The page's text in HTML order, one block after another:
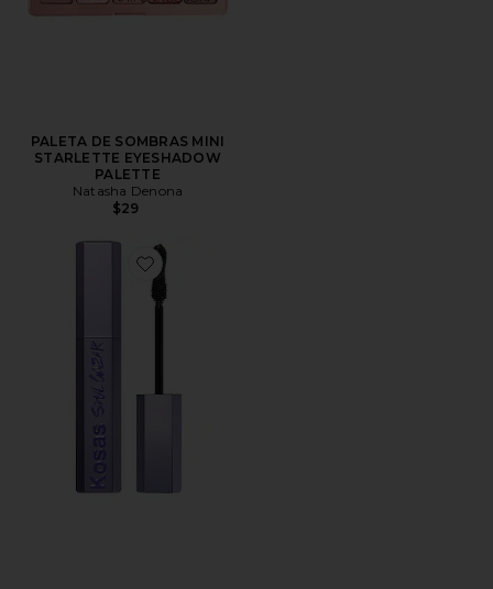
PALETA DE SOMBRAS MINI
STARLETTE EYESHADOW
PALETTE
Natasha Denona
$29
Favorite Soulgazer Mascara Mini